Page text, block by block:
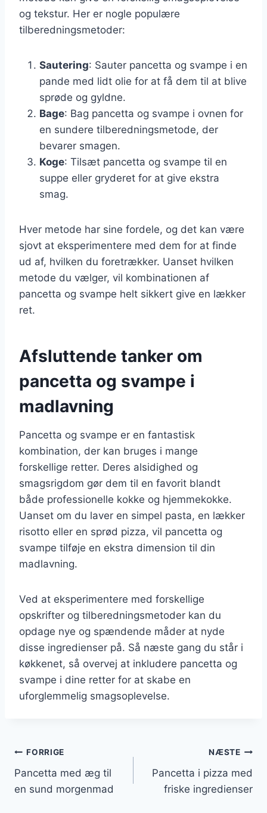
og tekstur. Her er nogle populære
tilberedningsmetoder:
Sautering: Sauter pancetta og svampe i en
pande med lidt olie for at få dem til at blive
sprøde og gyldne.
Bage: Bag pancetta og svampe i ovnen for
en sundere tilberedningsmetode, der
bevarer smagen.
Koge: Tilsæt pancetta og svampe til en
suppe eller gryderet for at give ekstra
smag.
Hver metode har sine fordele, og det kan være
sjovt at eksperimentere med dem for at finde
ud af, hvilken du foretrækker. Uanset hvilken
metode du vælger, vil kombinationen af
pancetta og svampe helt sikkert give en lækker
ret.
Afsluttende tanker om
pancetta og svampe i
madlavning
Pancetta og svampe er en fantastisk
kombination, der kan bruges i mange
forskellige retter. Deres alsidighed og
smagsrigdom gør dem til en favorit blandt
både professionelle kokke og hjemmekokke.
Uanset om du laver en simpel pasta, en lækker
risotto eller en sprød pizza, vil pancetta og
svampe tilføje en ekstra dimension til din
madlavning.
Ved at eksperimentere med forskellige
opskrifter og tilberedningsmetoder kan du
opdage nye og spændende måder at nyde
disse ingredienser på. Så næste gang du står i
køkkenet, så overvej at inkludere pancetta og
svampe i dine retter for at skabe en
uforglemmelig smagsoplevelse.
Indlægsnavigation
FORRIGE
Pancetta med æg til
en sund morgenmad
NÆSTE
Pancetta i pizza med
friske ingredienser